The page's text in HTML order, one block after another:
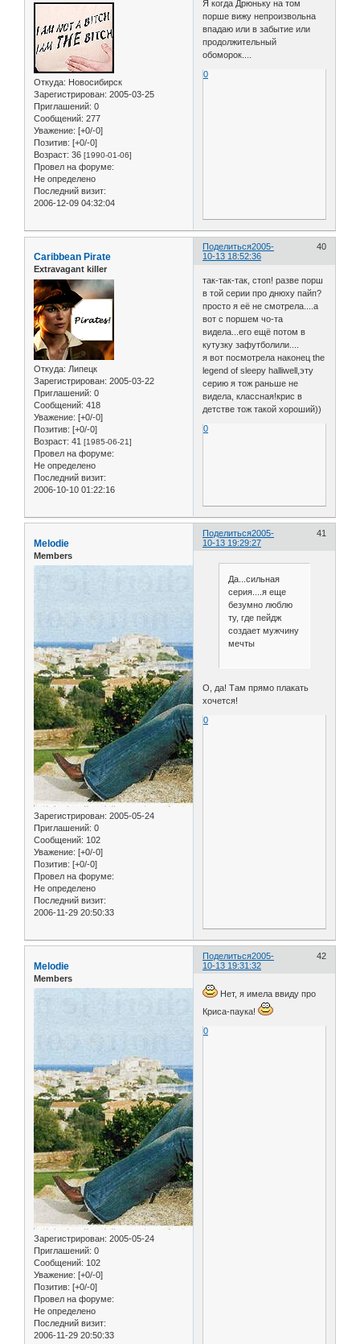
Откуда: Новосибирск
Зарегистрирован: 2005-03-25
Приглашений: 0
Сообщений: 277
Уважение: [+0/-0]
Позитив: [+0/-0]
Возраст: 36 [1990-01-06]
Провел на форуме:
Не определено
Последний визит:
2006-12-09 04:32:04
Я когда Дрюньку на том
порше вижу непроизвольна
впадаю или в забытие или
продолжительный
обоморок....
0
Поделиться 40
2005-
10-13 18:52:36
Caribbean Pirate
Extravagant killer
Откуда: Липецк
Зарегистрирован: 2005-03-22
Приглашений: 0
Сообщений: 418
Уважение: [+0/-0]
Позитив: [+0/-0]
Возраст: 41 [1985-06-21]
Провел на форуме:
Не определено
Последний визит:
2006-10-10 01:22:16
так-так-так, стоп! разве порш
в той серии про днюху пайп?
просто я её не смотрела....а
вот с поршем чо-та
видела...его ещё потом в
кутузку зафутболили....
я вот посмотрела наконец the
legend of sleepy halliwell,эту
серию я тож раньше не
видела, классная!крис в
детстве тож такой хороший))
0
Поделиться 41
2005-
10-13 19:29:27
Melodie
Members
Зарегистрирован: 2005-05-24
Приглашений: 0
Сообщений: 102
Уважение: [+0/-0]
Позитив: [+0/-0]
Провел на форуме:
Не определено
Последний визит:
2006-11-29 20:50:33
Да...сильная
серия....я еще
безумно люблю
ту, где пейдж
создает мужчину
мечты
О, да! Там прямо плакать
хочется!
0
Поделиться 42
2005-
10-13 19:31:32
Melodie
Members
Зарегистрирован: 2005-05-24
Приглашений: 0
Сообщений: 102
Уважение: [+0/-0]
Позитив: [+0/-0]
Провел на форуме:
Не определено
Последний визит:
2006-11-29 20:50:33
Нет, я имела ввиду про
Криса-паука!
0